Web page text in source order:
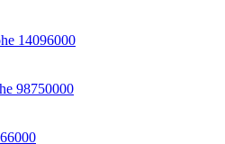
14096000
98750000